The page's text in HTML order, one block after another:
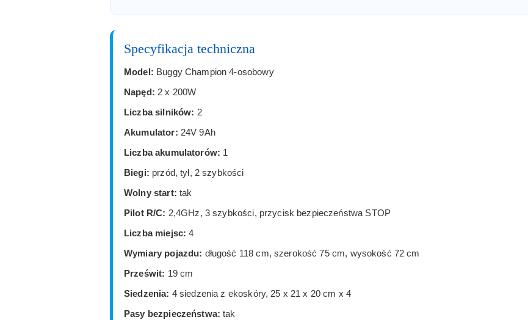
Specyfikacja techniczna
Model: Buggy Champion 4-osobowy
Napęd: 2 x 200W
Liczba silników: 2
Akumulator: 24V 9Ah
Liczba akumulatorów: 1
Biegi: przód, tył, 2 szybkości
Wolny start: tak
Pilot R/C: 2,4GHz, 3 szybkości, przycisk bezpieczeństwa STOP
Liczba miejsc: 4
Wymiary pojazdu: długość 118 cm, szerokość 75 cm, wysokość 72 cm
Prześwit: 19 cm
Siedzenia: 4 siedzenia z ekoskóry, 25 x 21 x 20 cm x 4
Pasy bezpieczeństwa: tak